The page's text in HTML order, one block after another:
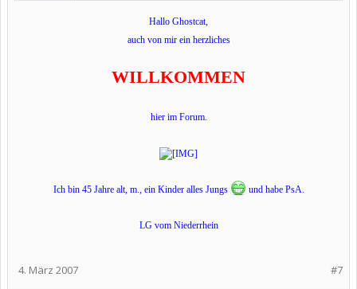
Hallo Ghostcat,
auch von mir ein herzliches
WILLKOMMEN
hier im Forum.
Ich bin 45 Jahre alt, m., ein Kinder alles Jungs und habe PsA.
LG vom Niederrhein
#7
4. März 2007